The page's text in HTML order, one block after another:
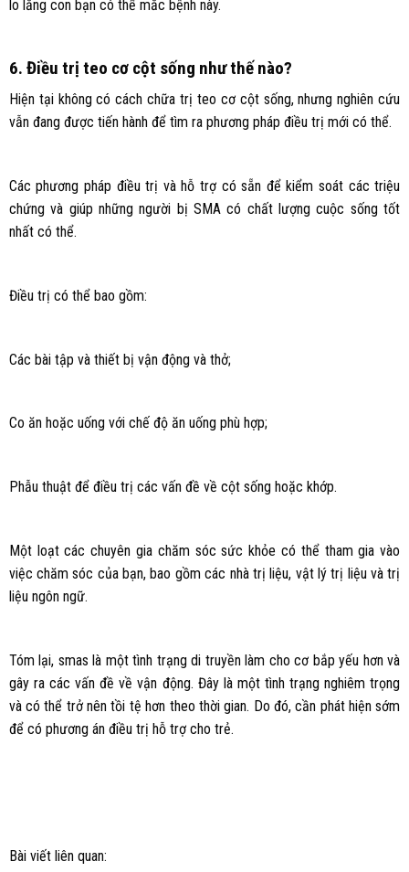
lo lắng con bạn có thể mắc bệnh này.
6. Điều trị teo cơ cột sống như thế nào?
Hiện tại không có cách chữa trị teo cơ cột sống, nhưng nghiên cứu
vẫn đang được tiến hành để tìm ra phương pháp điều trị mới có thể.
Các phương pháp điều trị và hỗ trợ có sẵn để kiểm soát các triệu
chứng và giúp những người bị SMA có chất lượng cuộc sống tốt
nhất có thể.
Điều trị có thể bao gồm:
Các bài tập và thiết bị vận động và thở;
Co ăn hoặc uống với chế độ ăn uống phù hợp;
Phẫu thuật để điều trị các vấn đề về cột sống hoặc khớp.
Một loạt các chuyên gia chăm sóc sức khỏe có thể tham gia vào
việc chăm sóc của bạn, bao gồm các nhà trị liệu, vật lý trị liệu và trị
liệu ngôn ngữ.
Tóm lại, smas là một tình trạng di truyền làm cho cơ bắp yếu hơn và
gây ra các vấn đề về vận động. Đây là một tình trạng nghiêm trọng
và có thể trở nên tồi tệ hơn theo thời gian. Do đó, cần phát hiện sớm
để có phương án điều trị hỗ trợ cho trẻ.
Bài viết liên quan: